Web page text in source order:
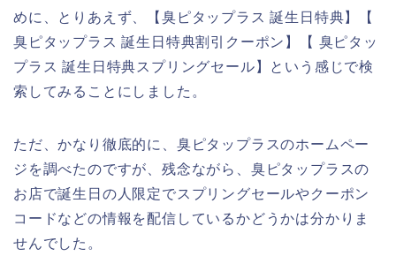
めに、とりあえず、【臭ピタップラス 誕生日特典】【
臭ピタップラス 誕生日特典割引クーポン】【 臭ピタッ
プラス 誕生日特典スプリングセール】という感じで検
索してみることにしました。
ただ、かなり徹底的に、臭ピタップラスのホームペー
ジを調べたのですが、残念ながら、臭ピタップラスの
お店で誕生日の人限定でスプリングセールやクーポン
コードなどの情報を配信しているかどうかは分かりま
せんでした。